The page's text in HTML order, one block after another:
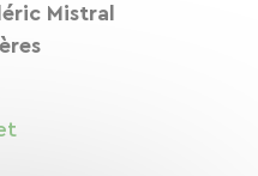
Mistral